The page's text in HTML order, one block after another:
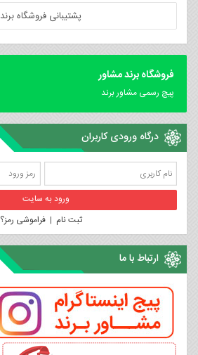
پشتیبانی فروشگاه برند
فروشگاه برند مشاور
پیچ رسمی مشاور برند
درگاه ورودی کاربران
ثبت نام |فراموشی رمز؟
ارتباط با ما